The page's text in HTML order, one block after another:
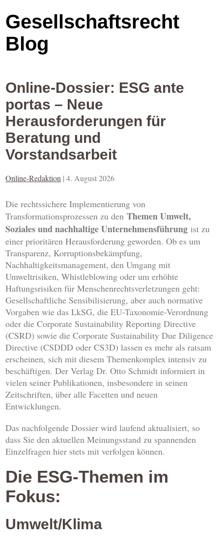
Gesellschaftsrecht
Blog
Online-Dossier: ESG ante
portas – Neue
Herausforderungen für
Beratung und
Vorstandsarbeit
Online-Redaktion |4. August 2026
Die rechtssichere Implementierung von
Transformationsprozessen zu denThemen Umwelt,
Soziales und nachhaltige Unternehmensführung ist zu
einer prioritären Herausforderung geworden. Ob es um
Transparenz, Korruptionsbekämpfung,
Nachhaltigkeitsmanagement, den Umgang mit
Umweltrisiken, Whistleblowing oder um erhöhte
Haftungsrisiken für Menschenrechtsverletzungen geht:
Gesellschaftliche Sensibilisierung, aber auch normative
Vorgaben wie das LkSG, die EU-Taxonomie-Verordnung
oder die Corporate Sustainability Reporting Directive
(CSRD) sowie die Corporate Sustainability Due Diligence
Directive (CSDDD oder CS3D) lassen es mehr als ratsam
erscheinen, sich mit diesem Themenkomplex intensiv zu
beschäftigen. Der Verlag Dr. Otto Schmidt informiert in
vielen seiner Publikationen, insbesondere in seinen
Zeitschriften, über alle Facetten und neuen
Entwicklungen.
Das nachfolgende Dossier wird laufend aktualisiert, so
dass Sie den aktuellen Meinungsstand zu spannenden
Einzelfragen hier stets mit verfolgen können.
Die ESG-Themen im
Fokus:
Umwelt/Klima